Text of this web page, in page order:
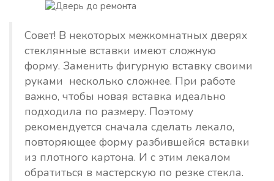
Совет! В некоторых межкомнатных дверях
стеклянные вставки имеют сложную
форму. Заменить фигурную вставку своими
руками несколько сложнее. При работе
важно, чтобы новая вставка идеально
подходила по размеру. Поэтому
рекомендуется сначала сделать лекало,
повторяющее форму разбившейся вставки
из плотного картона. И с этим лекалом
обратиться в мастерскую по резке стекла.